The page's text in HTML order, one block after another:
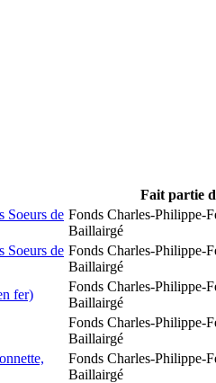
Fait partie
Soeurs de Fonds Charles-Philippe-
Baillairgé
Soeurs de Fonds Charles-Philippe-
Baillairgé
fer)
Fonds Charles-Philippe-
Baillairgé
Fonds Charles-Philippe-
Baillairgé
Fonds Charles-Philippe-
Baillairgé